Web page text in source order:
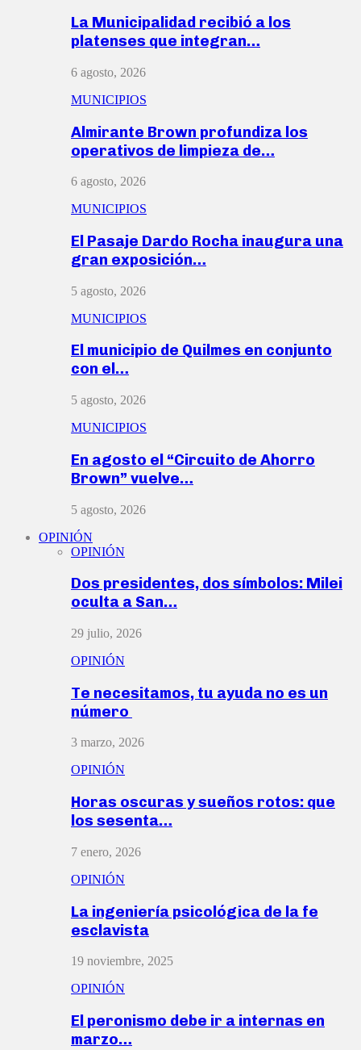
La Municipalidad recibió a los
platenses que integran…
6 agosto, 2026
MUNICIPIOS
Almirante Brown profundiza los
operativos de limpieza de…
6 agosto, 2026
MUNICIPIOS
El Pasaje Dardo Rocha inaugura una
gran exposición…
5 agosto, 2026
MUNICIPIOS
El municipio de Quilmes en conjunto
con el…
5 agosto, 2026
MUNICIPIOS
En agosto el “Circuito de Ahorro
Brown” vuelve…
5 agosto, 2026
OPINIÓN
OPINIÓN
Dos presidentes, dos símbolos: Milei
oculta a San…
29 julio, 2026
OPINIÓN
Te necesitamos, tu ayuda no es un
número
3 marzo, 2026
OPINIÓN
Horas oscuras y sueños rotos: que
los sesenta…
7 enero, 2026
OPINIÓN
La ingeniería psicológica de la fe
esclavista
19 noviembre, 2025
OPINIÓN
El peronismo debe ir a internas en
marzo…